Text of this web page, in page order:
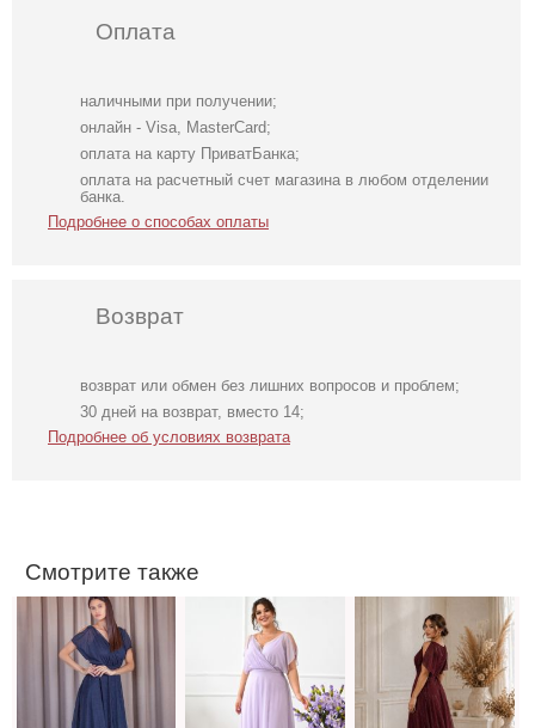
Оплата
наличными при получении;
онлайн - Visa, MasterCard;
оплата на карту ПриватБанка;
оплата на расчетный счет магазина в любом отделении
банка.
Подробнее о способах оплаты
Возврат
возврат или обмен без лишних вопросов и проблем;
30 дней на возврат, вместо 14;
Подробнее об условиях возврата
Смотрите также
Вечернее
блестящее синее
платье на
Вечернее
лавандовое
платье в пол